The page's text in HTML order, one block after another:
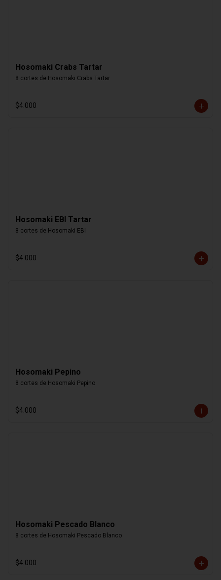
Hosomaki Crabs Tartar
8 cortes de Hosomaki Crabs Tartar
$4.000
Hosomaki EBI Tartar
8 cortes de Hosomaki EBI
$4.000
Hosomaki Pepino
8 cortes de Hosomaki Pepino
$4.000
Hosomaki Pescado Blanco
8 cortes de Hosomaki Pescado Blanco
$4.000